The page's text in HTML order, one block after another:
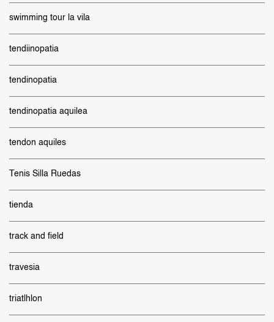
swimming tour la vila
tendiinopatia
tendinopatia
tendinopatia aquilea
tendon aquiles
Tenis Silla Ruedas
tienda
track and field
travesia
triatlhlon